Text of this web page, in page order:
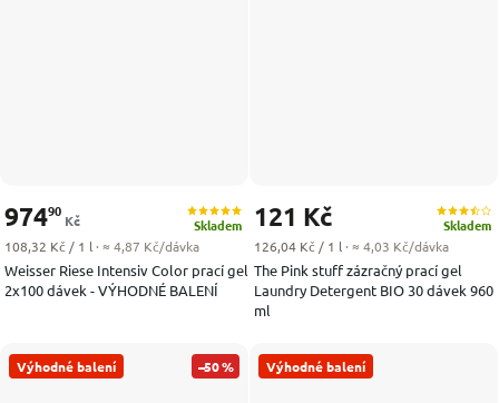
Weisser Riese Intensiv Color prací gel
2x100 dávek - VÝHODNÉ BALENÍ
Skladem
97490
Kč
Měrná cena:
108,32 Kč / 1 l · ≈ 4,87 Kč/dávka
The Pink stuff zázračný prací gel
Laundry Detergent BIO 30 dávek 960
ml
Skladem
121 Kč
Měrná cena:
126,04 Kč / 1 l · ≈ 4,03 Kč/dávka
Výhodné balení –50 % Výhodné balení